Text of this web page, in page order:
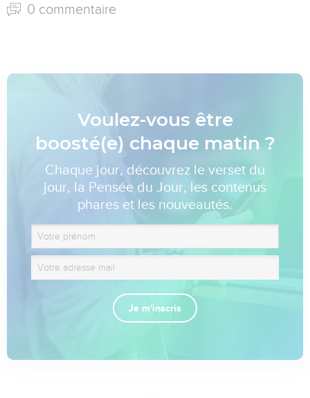
0 commentaire
Voulez-vous être
boosté(e) chaque matin ?
Chaque jour, découvrez le verset du
jour, la Pensée du Jour, les contenus
phares et les nouveautés.
Je m'inscris